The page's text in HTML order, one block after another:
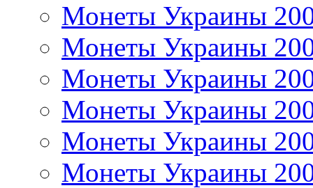
Монеты Украины
Монеты Украины
Монеты Украины
Монеты Украины
Монеты Украины
Монеты Украины